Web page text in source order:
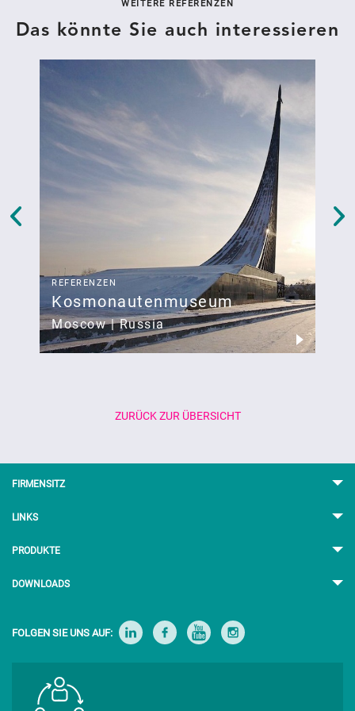
WEITERE REFERENZEN
Das könnte Sie auch interessieren
REFERENZEN
Kosmonautenmuseum
Moscow | Russia
ZURÜCK ZUR ÜBERSICHT
FIRMENSITZ
LINKS
PRODUKTE
DOWNLOADS
FOLGEN SIE UNS AUF: